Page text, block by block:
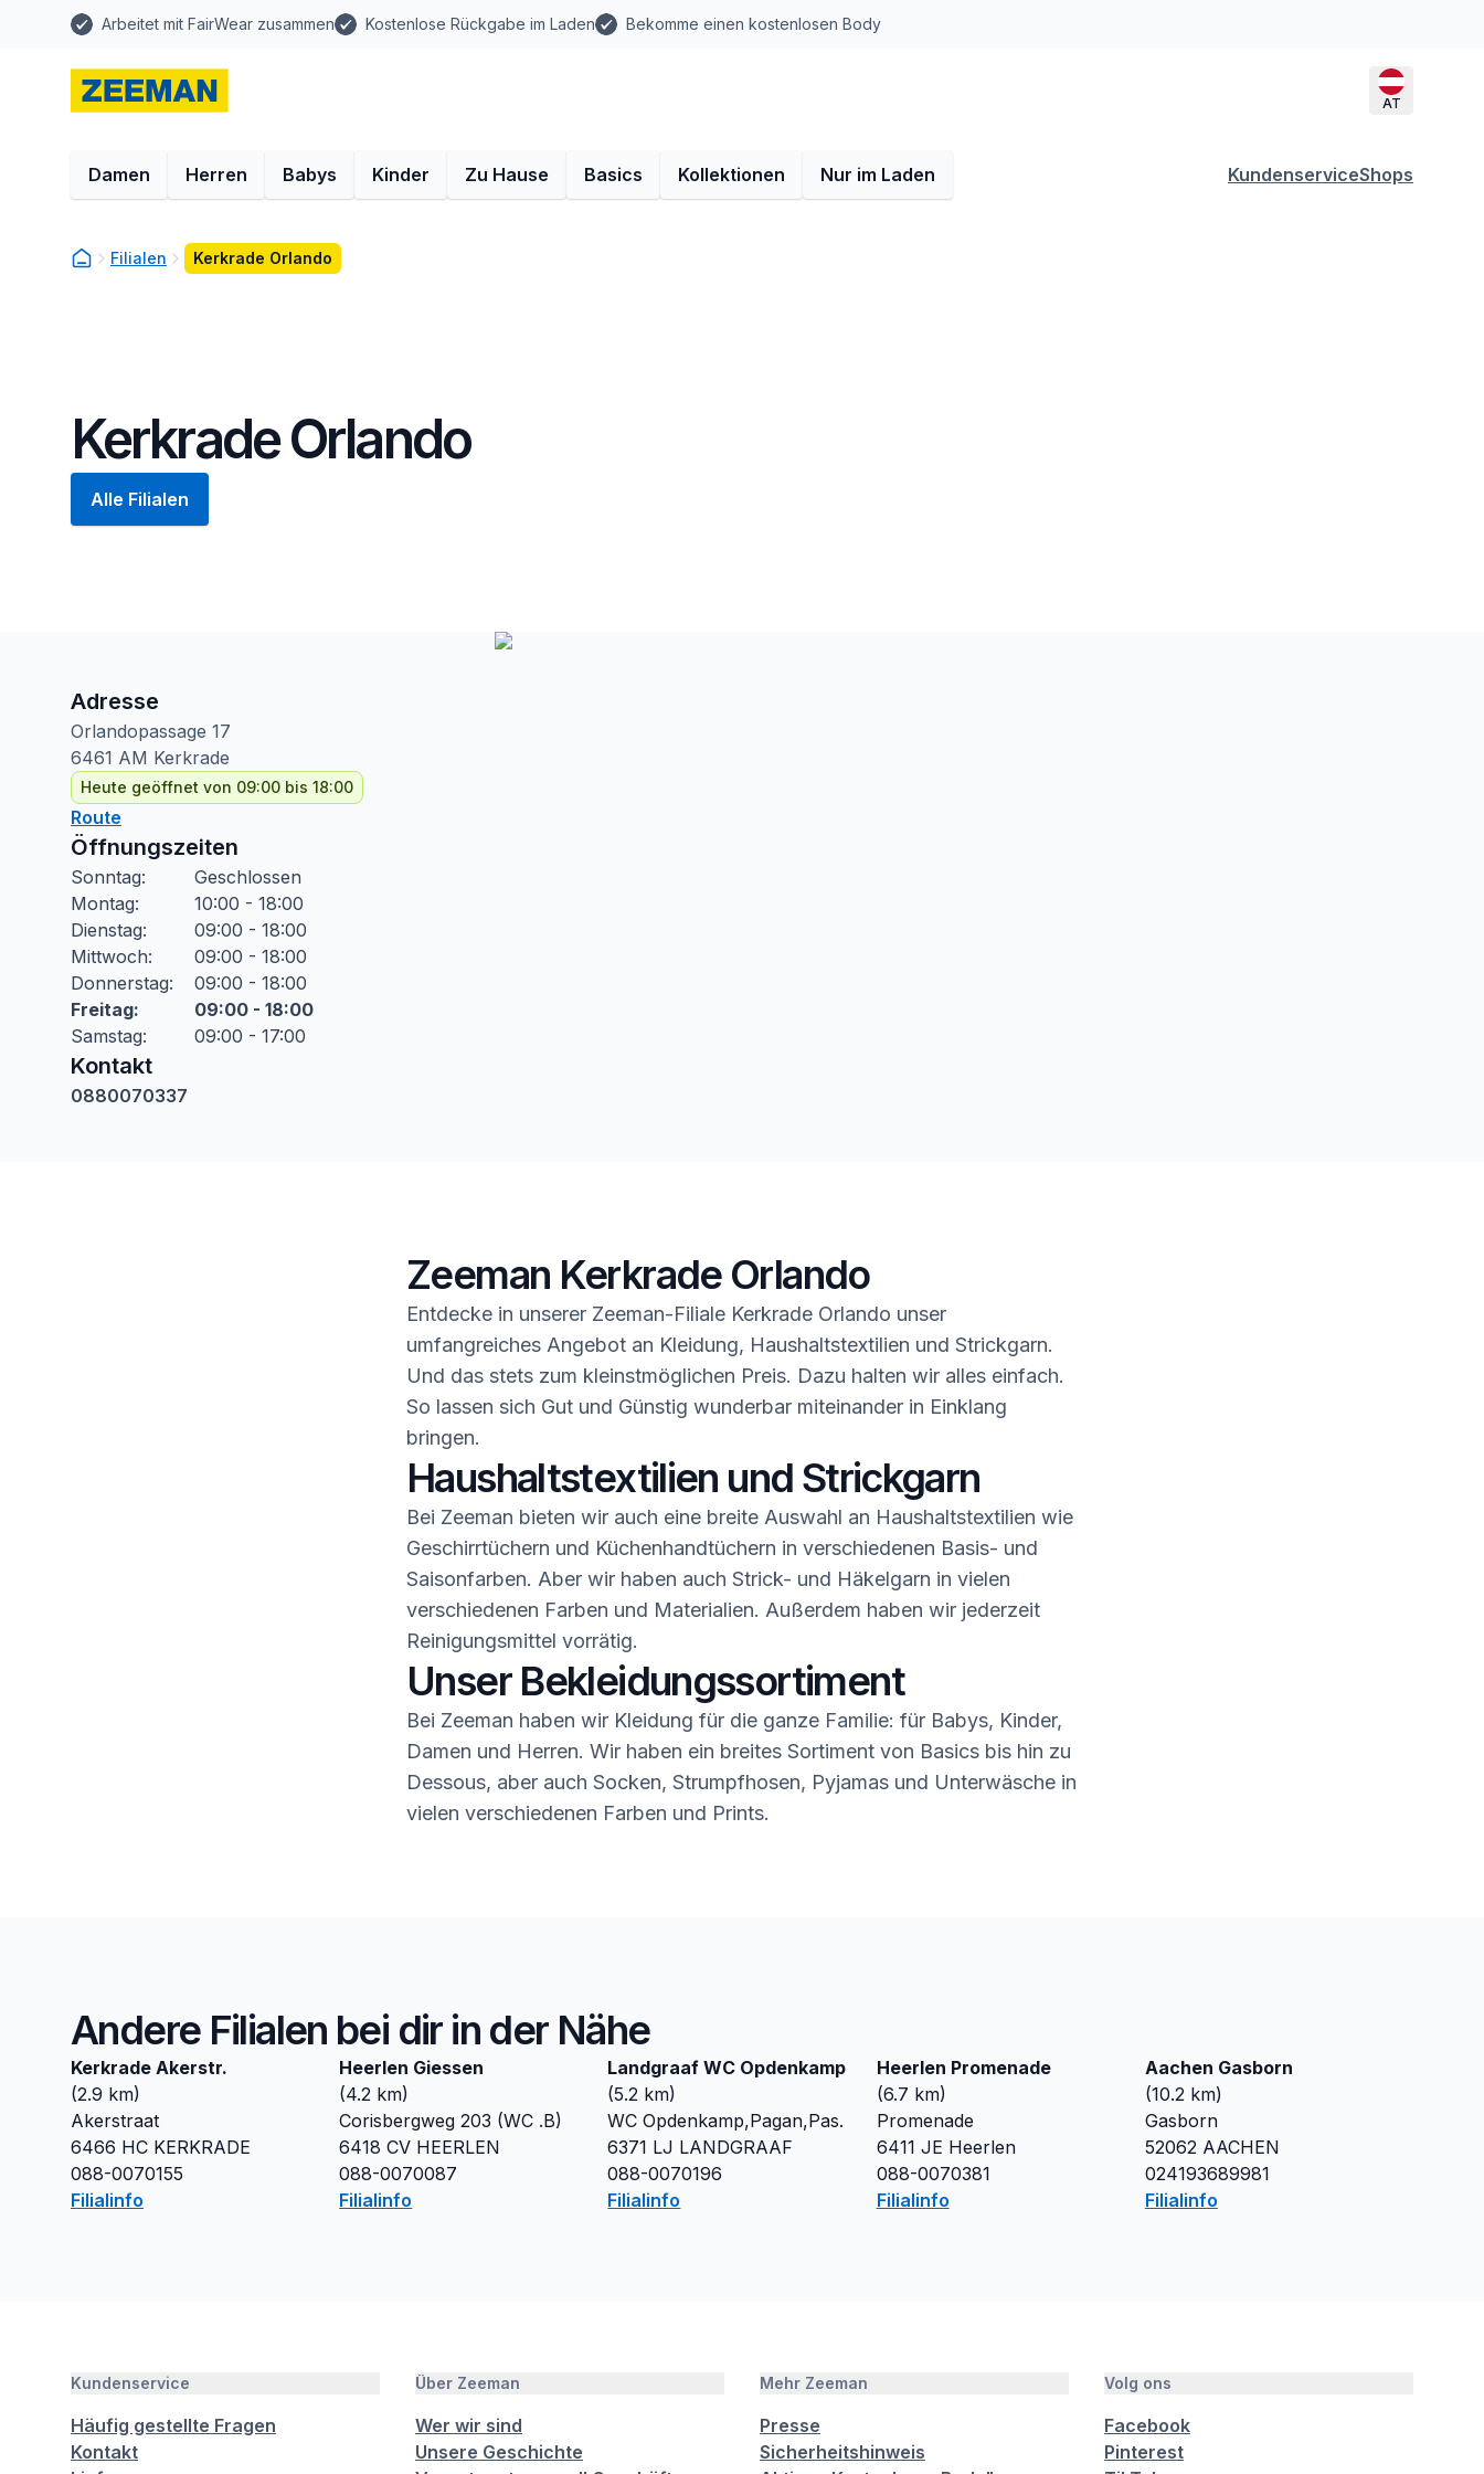
Arbeitet mit FairWear zusammen Kostenlose Rückgabe im Laden Bekomme einen kostenlosen Body
AT
Damen Herren Babys Kinder Zu Hause Basics Kollektionen Nur im Laden KundenserviceShops
Filialen Kerkrade Orlando
Kerkrade Orlando
Alle Filialen
Adresse
Orlandopassage 17
6461 AM Kerkrade
Heute geöffnet von 09:00 bis 18:00
Route
Öffnungszeiten
Sonntag:
Geschlossen
Montag:
10:00 - 18:00
Dienstag:
09:00 - 18:00
Mittwoch:
09:00 - 18:00
Donnerstag:
09:00 - 18:00
Freitag:
09:00 - 18:00
Samstag: 09:00 - 17:00
Kontakt
0880070337
Zeeman Kerkrade Orlando
Entdecke in unserer Zeeman-Filiale Kerkrade Orlando unser
umfangreiches Angebot an Kleidung, Haushaltstextilien und Strickgarn.
Und das stets zum kleinstmöglichen Preis. Dazu halten wir alles einfach.
So lassen sich Gut und Günstig wunderbar miteinander in Einklang
bringen.
Haushaltstextilien und Strickgarn
Bei Zeeman bieten wir auch eine breite Auswahl an Haushaltstextilien wie
Geschirrtüchern und Küchenhandtüchern in verschiedenen Basis- und
Saisonfarben. Aber wir haben auch Strick- und Häkelgarn in vielen
verschiedenen Farben und Materialien. Außerdem haben wir jederzeit
Reinigungsmittel vorrätig.
Unser Bekleidungssortiment
Bei Zeeman haben wir Kleidung für die ganze Familie: für Babys, Kinder,
Damen und Herren. Wir haben ein breites Sortiment von Basics bis hin zu
Dessous, aber auch Socken, Strumpfhosen, Pyjamas und Unterwäsche in
vielen verschiedenen Farben und Prints.
Andere Filialen bei dir in der Nähe
Kerkrade Akerstr.
(2.9 km)
Akerstraat
6466 HC KERKRADE
088-0070155
Filialinfo
Heerlen Giessen
(4.2 km)
Corisbergweg 203 (WC .B)
6418 CV HEERLEN
088-0070087
Filialinfo
Landgraaf WC Opdenkamp
(5.2 km)
WC Opdenkamp,Pagan,Pas.
6371 LJ LANDGRAAF
088-0070196
Filialinfo
Heerlen Promenade
(6.7 km)
Promenade
6411 JE Heerlen
088-0070381
Filialinfo
Aachen Gasborn
(10.2km)
Gasborn
52062 AACHEN
024193689981
Filialinfo
Kundenservice
Häufig gestellte Fragen
Kontakt
Über Zeeman
Wer wir sind
Unsere Geschichte
Mehr Zeeman
Presse
Sicherheitshinweis
Volg ons
Facebook
Pinterest